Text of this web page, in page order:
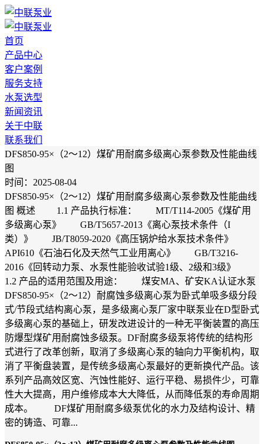
首页
产品中心
客户案例
服务支持
水泵选型
新闻资讯
关于中联
联系我们
DFS850-95×（2～12）煤矿用耐腐多级离心泵参数及性能曲线
图
时间：2025-08-04
DFS850-95×（2～12）煤矿用耐腐多级离心泵参数及性能曲线
图 概述 1.1 产品执行标准： MT/T114-2005《煤矿用
多级离心泵》 GB/T5657-2013《离心泵技术条件（I
类）》 JB/T8059-2020《高压锅炉给水泵技术条件》
API610《石油石化及天然气工业用离心》 GB/T3216-
2016《回转动力泵、水泵性能验收试验1级、2级和3级》
1.2 产品的适用范围及用途： 煤安MA、矿安KA认证水泵
DFS850-95×（2～12）耐腐蚀多级离心泵为卧式单吸多级分段
式/节段式结构离心泵，是多级离心泵厂家中联泵业在D型卧式
多级离心泵的基础上，研发改进设计的一种无平衡装置的高压
防爆型煤矿用耐腐蚀多级泵。DF耐腐多级泵将传统的结构形
式进行了改革创新，取消了多级离心泵的轴向力平衡机构，取
消了平衡盘装置，是传统多级离心泵最好的更新换代产品。该
系列产品高效区宽、汽蚀性能好、运行平稳、易损件少，可靠
性大大提高，用户维修成本大大降低，从而降低泵的寿命周期
成本。 DF煤矿用耐腐多级泵优化的水力及结构设计、精
密的铸造、可靠...